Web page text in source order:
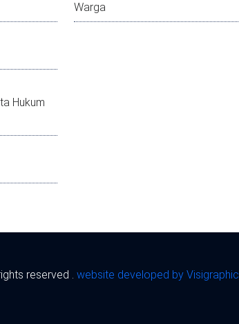
Hukum
Warga
reserved . website developed by Visigraphic